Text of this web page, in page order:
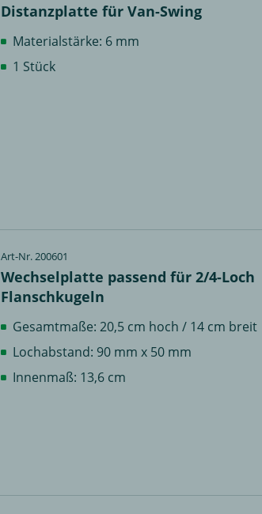
Distanzplatte für Van-Swing
Materialstärke: 6 mm
1 Stück
Art-Nr. 200601
Wechselplatte passend für 2/4-Loch
Flanschkugeln
Gesamtmaße: 20,5 cm hoch / 14 cm breit
Lochabstand: 90 mm x 50 mm
Innenmaß: 13,6 cm